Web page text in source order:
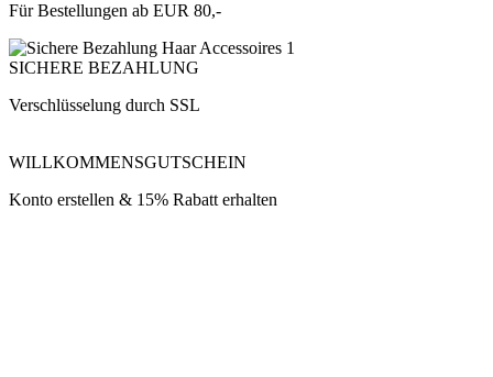
Für Bestellungen ab EUR 80,-
SICHERE BEZAHLUNG
Verschlüsselung durch SSL
WILLKOMMENSGUTSCHEIN
Konto erstellen & 15% Rabatt erhalten